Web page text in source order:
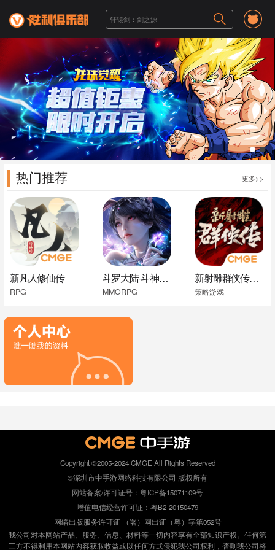
1 2
热门推荐 更多>>
新凡人修仙传
RPG
斗罗大陆-斗神再临
MMORPG
新射雕群侠传之铁血丹心
策略游戏
Copyright ©2005-2024 CMGE All Rights Reserved
©深圳市中手游网络科技有限公司 版权所有
网站备案/许可证号：粤ICP备15071109号
增值电信经营许可证：粤B2-20150479
网络出版服务许可证 （署）网出证（粤）字第052号
我公司对本网站产品、服务、信息、材料等一切内容享有全部知识产权。任何第
三方不得利用本网站内容获取收益或以任何方式侵犯我公司权利，否则我公司将